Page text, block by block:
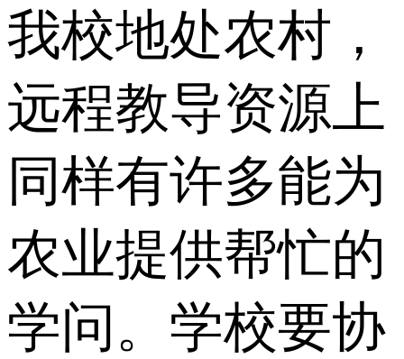
我校地处农村，
远程教导资源上
同样有许多能为
农业提供帮忙的
学问。学校要协